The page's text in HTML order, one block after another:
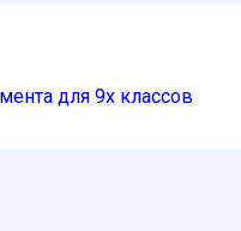
для 9х классов